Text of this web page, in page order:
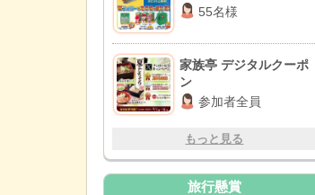
55名様
家族亭 デジタルクーポ
ン
参加者全員
もっと見る
旅行懸賞